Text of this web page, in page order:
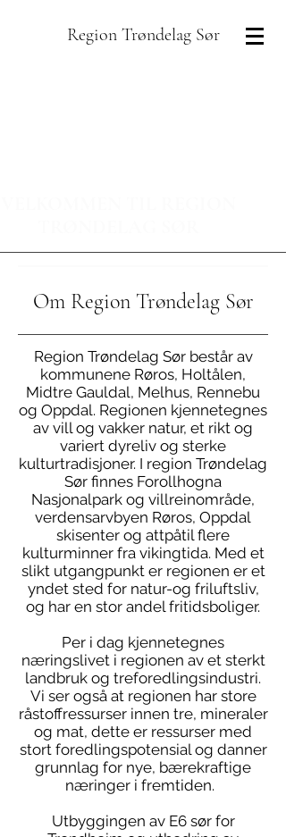
Region Trøndelag Sør
Om Region Trøndelag Sør
Region Trøndelag Sør består av
kommunene Røros, Holtålen,
Midtre Gauldal, Melhus, Rennebu
og Oppdal. Regionen kjennetegnes
av vill og vakker natur, et rikt og
variert dyreliv og sterke
kulturtradisjoner. I region Trøndelag
Sør finnes Forollhogna
Nasjonalpark og villreinområde,
verdensarvbyen Røros, Oppdal
skisenter og attpåtil flere
kulturminner fra vikingtida. Med et
slikt utgangpunkt er regionen er et
yndet sted for natur-og friluftsliv,
og har en stor andel fritidsboliger.
Per i dag kjennetegnes
næringslivet i regionen av et sterkt
landbruk og treforedlingsindustri.
Vi ser også at regionen har store
råstoffressurser innen tre, mineraler
og mat, dette er ressurser med
stort foredlingspotensial og danner
grunnlag for nye, bærekraftige
næringer i fremtiden.
Utbyggingen av E6 sør for